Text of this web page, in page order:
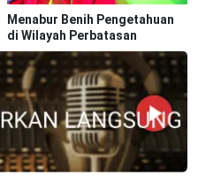
Menabur Benih Pengetahuan
di Wilayah Perbatasan